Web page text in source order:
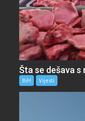
Šta se dešava s
BiH Vijesti